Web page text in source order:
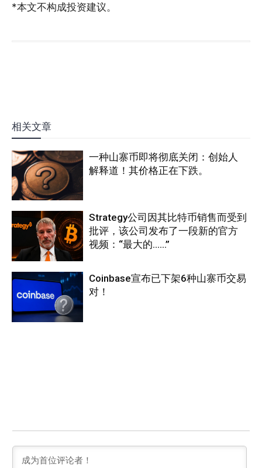
*本文不构成投资建议。
相关文章
一种山寨币即将彻底关闭：创始人
解释道！其价格正在下跌。
Strategy公司因其比特币销售而受到
批评，该公司发布了一段新的官方
视频：“最大的……”
Coinbase宣布已下架6种山寨币交易
对！